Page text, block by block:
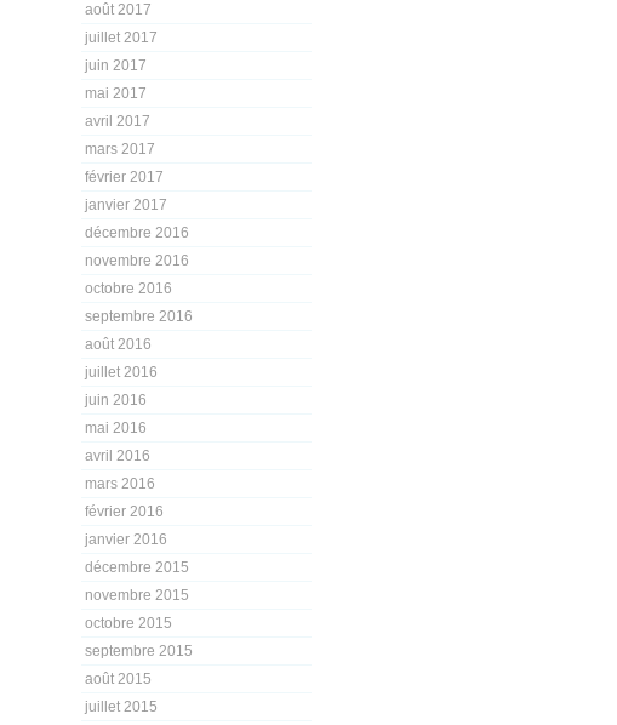
août 2017
juillet 2017
juin 2017
mai 2017
avril 2017
mars 2017
février 2017
janvier 2017
décembre 2016
novembre 2016
octobre 2016
septembre 2016
août 2016
juillet 2016
juin 2016
mai 2016
avril 2016
mars 2016
février 2016
janvier 2016
décembre 2015
novembre 2015
octobre 2015
septembre 2015
août 2015
juillet 2015